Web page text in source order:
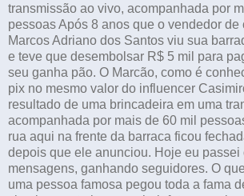
transmissão ao vivo, acompanhada por
pessoas Após 8 anos que o vendedor de
Marcos Adriano dos Santos viu sua
e teve que desembolsar R$ 5 mil para
seu ganha pão. O Marcão, como é
pix no mesmo valor do influencer
resultado de uma brincadeira em uma
acompanhada por mais de 60 mil
rua aqui na frente da barraca ficou
depois que ele anunciou. Hoje eu passei
mensagens, ganhando seguidores. O
uma pessoa famosa pegou toda a fama